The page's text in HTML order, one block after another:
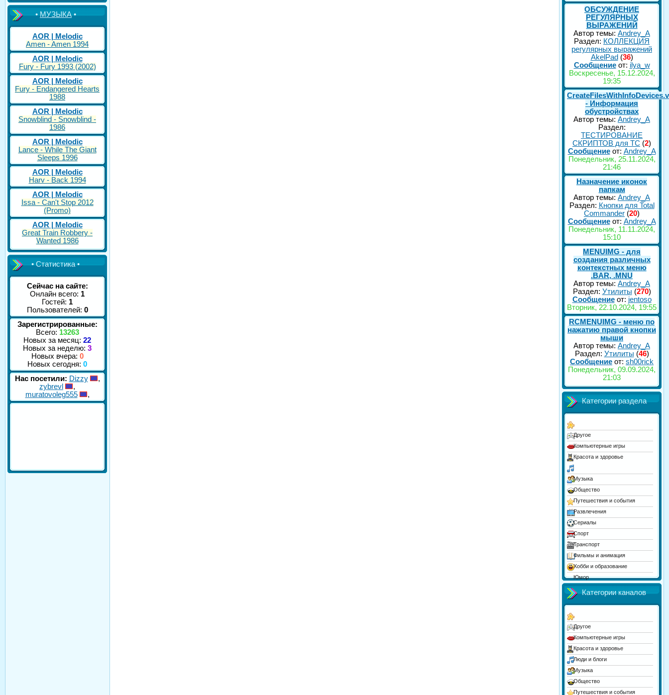
•МУЗЫКА•
AOR | Melodic
Amen - Amen 1994
AOR | Melodic
Fury - Fury 1993 (2002)
AOR | Melodic
Fury - Endangered Hearts
1988
AOR | Melodic
Snowblind - Snowblind -
1986
AOR | Melodic
Lance - While The Giant
Sleeps 1996
AOR | Melodic
Harv - Back 1994
AOR | Melodic
Issa - Can't Stop 2012
(Promo)
AOR | Melodic
Great Train Robbery -
Wanted 1986
• Статистика •
Сейчас на сайте:
Онлайн всего: 1
Гостей: 1
Пользователей: 0
Зарегистрированные:
Всего: 13263
Новых за месяц: 22
Новых за неделю: 3
Новых вчера: 0
Новых сегодня: 0
Нас посетили: Dizzy
,
zybrevl
,
muratovoleg555
,
ОБСУЖДЕНИЕ
РЕГУЛЯРНЫХ
ВЫРАЖЕНИЙ
Автор темы: Andrey_A
Раздел: КОЛЛЕКЦИЯ
регулярных выражений
AkelPad (36)
Сообщениеот: ilya_w
Воскресенье, 15.12.2024,
19:35
- Информация
обустройствах
Автор темы: Andrey_A
Раздел:
ТЕСТИРОВАНИЕ
СКРИПТОВ для TC (2)
Сообщениеот: Andrey_A
Понедельник, 25.11.2024,
21:46
Назначение иконок
папкам
Автор темы: Andrey_A
Раздел: Кнопки для Total
Commander (20)
Сообщениеот: Andrey_A
Понедельник, 11.11.2024,
15:10
MENUIMG - для
создания различных
контекстных меню
.BAR, .MNU
Автор темы: Andrey_A
Раздел: Утилиты (270)
Сообщениеот: jentoso
Вторник, 22.10.2024, 19:55
RCMENUIMG - меню по
нажатию правой кнопки
мыши
Автор темы: Andrey_A
Раздел: Утилиты (46)
Сообщение от: sh00rick
Понедельник, 09.09.2024,
21:03
Категории раздела
Другое
Компьютерные игры
Красота и здоровье
Люди и блоги
Музыка
Общество
Путешествия и события
Развлечения
Сериалы
Спорт
Транспорт
Фильмы и анимация
Хобби и образование
Юмор
Категории каналов
Другое
Компьютерные игры
Красота и здоровье
Люди и блоги
Музыка
Общество
Путешествия и события